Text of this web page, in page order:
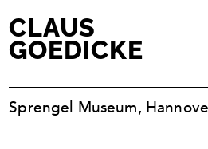
CLAUS
GOEDICKE
Sprengel Museum,